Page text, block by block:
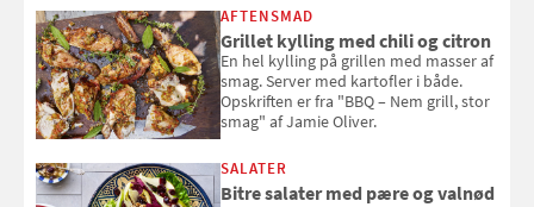
AFTENSMAD
Grillet kylling med chili og citron
En hel kylling på grillen med masser af
smag. Server med kartofler i både.
Opskriften er fra "BBQ – Nem grill, stor
smag" af Jamie Oliver.
SALATER
Bitre salater med pære og valnød